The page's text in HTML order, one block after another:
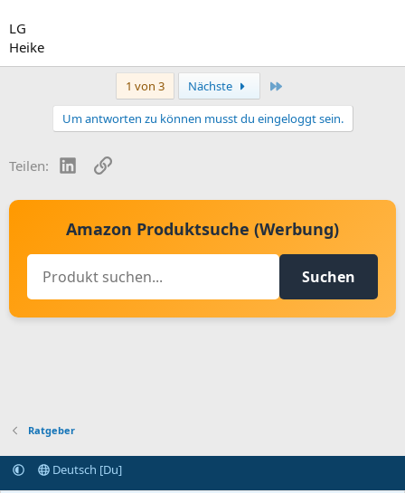
LG
Heike
1 von 3 Nächste
Um antworten zu können musst du eingeloggt sein.
Teilen: LinkedInLink
Amazon Produktsuche (Werbung)
Suchen
Ratgeber
Deutsch [Du]